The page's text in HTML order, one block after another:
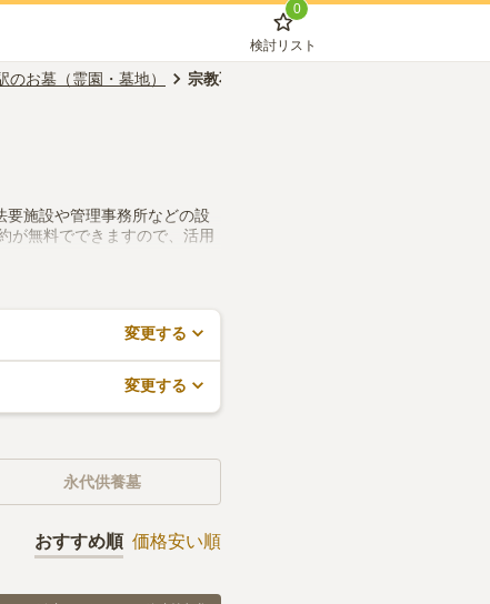
0
検討リスト
のお墓（霊園・墓地） 宗教不問
施設や管理事務所などの設
が無料でできますので、活用
変更する
変更する
永代供養墓
おすすめ順 価格安い順